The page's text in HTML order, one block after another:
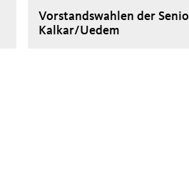
Vorstandswahlen der
Kalkar/Uedem